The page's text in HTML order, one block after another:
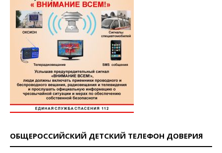
ОБЩЕРОССИЙСКИЙ ДЕТСКИЙ ТЕЛЕФОН ДОВЕРИЯ